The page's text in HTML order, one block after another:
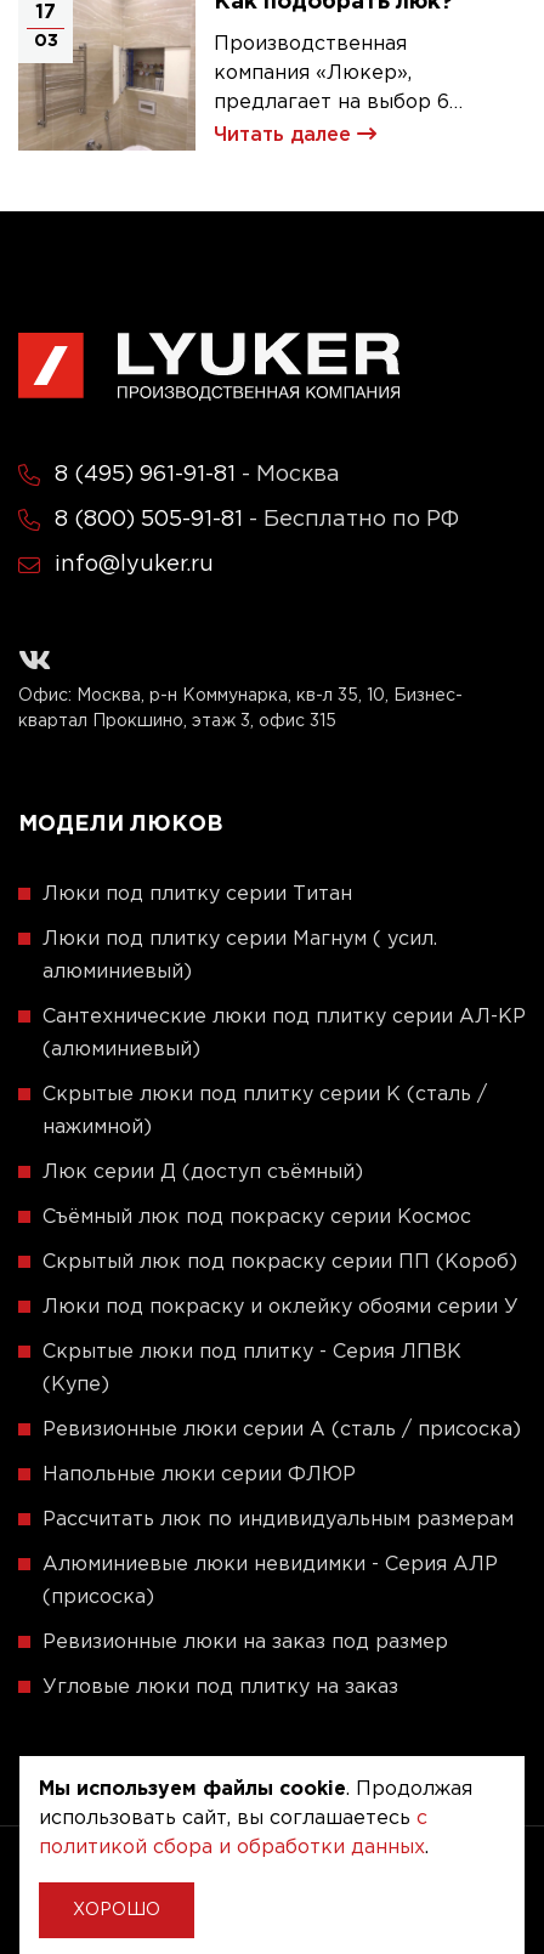
17
03
Производственная
компания «Люкер»,
предлагает на выбор 6
моделей ревизионных
Читать далее
8 (495) 961-91-81 - Москва
8 (800) 505-91-81 - Бесплатно по РФ
info@lyuker.ru
Офис: Москва, р-н Коммунарка, кв-л 35, 10, Бизнес-
квартал Прокшино, этаж 3, офис 315
МОДЕЛИ ЛЮКОВ
Люки под плитку серии Титан
Люки под плитку серии Магнум ( усил.
алюминиевый)
Сантехнические люки под плитку серии АЛ-КР
(алюминиевый)
Скрытые люки под плитку серии K (сталь /
нажимной)
Люк серии Д (доступ съёмный)
Съёмный люк под покраску серии Космос
Скрытый люк под покраску серии ПП (Короб)
Люки под покраску и оклейку обоями серии У
Скрытые люки под плитку - Серия ЛПВК
(Купе)
Ревизионные люки серии A (сталь / присоска)
Напольные люки серии ФЛЮР
Рассчитать люк по индивидуальным размерам
Алюминиевые люки невидимки - Серия АЛР
(присоска)
Ревизионные люки на заказ под размер
Угловые люки под плитку на заказ
Copyright © 2020 - 2026. Люкер, ревизионные
сантехнические люки.
Разработка и продвижение -
Мы используем файлы cookie. Продолжая
использовать сайт, вы соглашаетесь с
политикой сбора и обработки данных.
ХОРОШО